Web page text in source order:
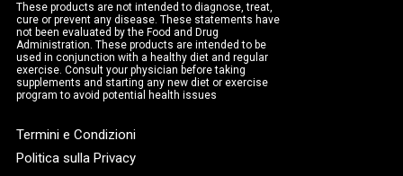
These products are not intended to diagnose, treat,
cure or prevent any disease. These statements have
not been evaluated by the Food and Drug
Administration. These products are intended to be
used in conjunction with a healthy diet and regular
exercise. Consult your physician before taking
supplements and starting any new diet or exercise
program to avoid potential health issues
Termini e Condizioni
Politica sulla Privacy